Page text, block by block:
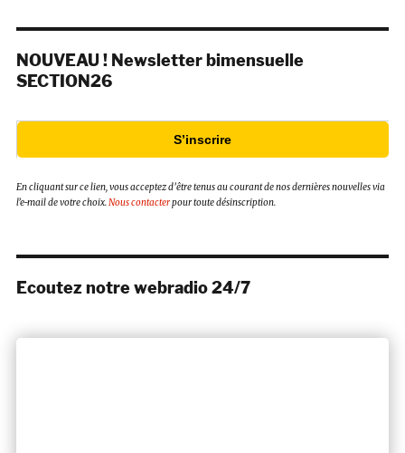
NOUVEAU ! Newsletter bimensuelle
SECTION26
S’inscrire
En cliquant sur ce lien, vous acceptez d’être tenus au courant de nos dernières nouvelles via
l’e-mail de votre choix.Nous contacterpour toute désinscription.
Ecoutez notre webradio 24/7